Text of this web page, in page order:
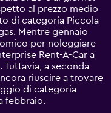
al prezzo medio
di categoria Piccola
Mentre gennaio
per noleggiare
Rent-A-Car a
Tuttavia, a seconda
riuscire a trovare
di categoria
febbraio.